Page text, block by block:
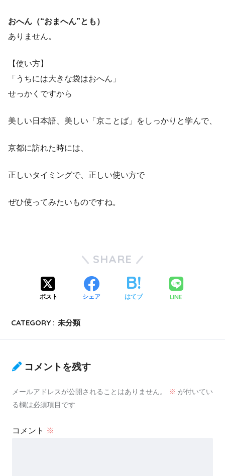
おへん（“おまへん”とも）
ありません。
【使い方】
「うちには大きな袋はおへん」
せっかくですから
美しい日本語、美しい「京ことば」をしっかりと学んで、
京都に訪れた時には、
正しいタイミングで、正しい使い方で
ぜひ使ってみたいものですね。
SHARE
ポスト シェア はてブ LINE
CATEGORY : 未分類
コメントを残す
メールアドレスが公開されることはありません。 ※ が付いてい
る欄は必須項目です
コメント ※